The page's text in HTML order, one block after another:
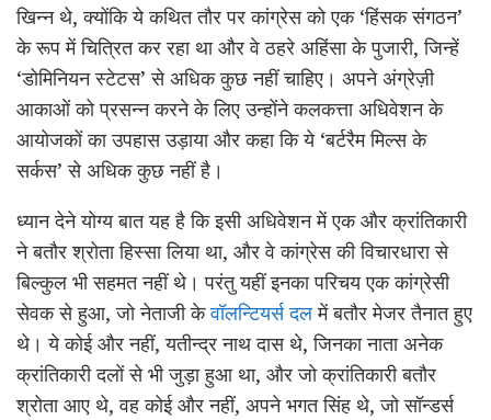
खिन्न थे, क्योंकि ये कथित तौर पर कांग्रेस को एक ‘हिंसक संगठन’
के रूप में चित्रित कर रहा था और वे ठहरे अहिंसा के पुजारी, जिन्हें
‘डोमिनियन स्टेटस’ से अधिक कुछ नहीं चाहिए। अपने अंग्रेज़ी
आकाओं को प्रसन्न करने के लिए उन्होंने कलकत्ता अधिवेशन के
आयोजकों का उपहास उड़ाया और कहा कि ये ‘बर्टरैम मिल्स के
सर्कस’ से अधिक कुछ नहीं है।
ध्यान देने योग्य बात यह है कि इसी अधिवेशन में एक और क्रांतिकारी
ने बतौर श्रोता हिस्सा लिया था, और वे कांग्रेस की विचारधारा से
बिल्कुल भी सहमत नहीं थे। परंतु यहीं इनका परिचय एक कांग्रेसी
सेवक से हुआ, जो नेताजी केवॉलन्टियर्स दलमें बतौर मेजर तैनात हुए
थे। ये कोई और नहीं, यतीन्द्र नाथ दास थे, जिनका नाता अनेक
क्रांतिकारी दलों से भी जुड़ा हुआ था, और जो क्रांतिकारी बतौर
श्रोता आए थे, वह कोई और नहीं, अपने भगत सिंह थे, जो सॉन्डर्स